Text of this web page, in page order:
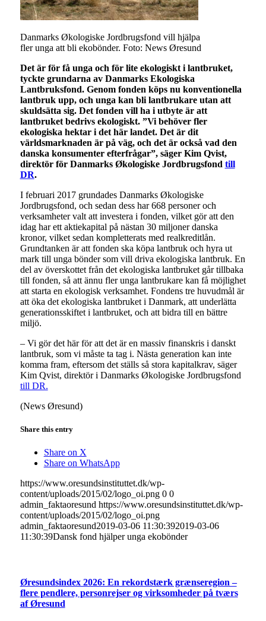
Danmarks Økologiske Jordbrugsfond vill hjälpa
fler unga att bli ekobönder. Foto: News Øresund
Det är för få unga och för lite ekologiskt i lantbruket,
tyckte grundarna av Danmarks Ekologiska
Lantbruksfond. Genom fonden köps nu konventionella
lantbruk upp, och unga kan bli lantbrukare utan att
skuldsätta sig. Det fonden vill ha i utbyte är att
lantbruket bedrivs ekologiskt. ”Vi behöver fler
ekologiska hektar i det här landet. Det är dit
världsmarknaden är på väg, och det är också vad den
danska konsumenter efterfrågar”, säger Kim Qvist,
direktör för Danmarks Økologiske Jordbrugsfond till
DR.
I februari 2017 grundades Danmarks Økologiske
Jordbrugsfond, och sedan dess har 668 personer och
verksamheter valt att investera i fonden, vilket gör att den
idag har ett aktiekapital på nästan 30 miljoner danska
kronor, vilket sedan kompletterats med realkreditlån.
Grundtanken är att fonden ska köpa lantbruk och hyra ut
mark till unga bönder som vill driva ekologiska lantbruk. En
del av överskottet från det ekologiska lantbruket går tillbaka
till fonden, så att ännu fler unga lantbrukare kan få möjlighet
att starta en ekologisk verksamhet. Fondens tre huvudmål är
att öka det ekologiska lantbruket i Danmark, att underlätta
generationsskiftet i lantbruket, och att bidra till en bättre
miljö.
– Vi gör det här för att det är en massiv finanskris i danskt
lantbruk, som vi måste ta tag i. Nästa generation kan inte
komma fram, eftersom det ställs så stora kapitalkrav, säger
Kim Qvist, direktör i Danmarks Økologiske Jordbrugsfond
till DR.
(News Øresund)
Share this entry
Share on X
Share on WhatsApp
https://www.oresundsinstituttet.dk/wp-
content/uploads/2015/02/logo_oi.png 0 0
admin_faktaoresund https://www.oresundsinstituttet.dk/wp-
content/uploads/2015/02/logo_oi.png
admin_faktaoresund2019-03-06 11:30:392019-03-06
11:30:39Dansk fond hjälper unga ekobönder
Øresundsindex 2026: En rekordstærk grænseregion –
flere pendlere, personrejser og virksomheder på tværs
af Øresund